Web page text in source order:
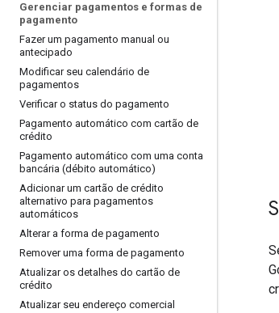
Gerenciar pagamentos e formas de
pagamento
Fazer um pagamento manual ou
antecipado
Modificar seu calendário de
pagamentos
Verificar o status do pagamento
Pagamento automático com cartão de
crédito
Pagamento automático com uma conta
bancária (débito automático)
Adicionar um cartão de crédito
alternativo para pagamentos
automáticos
Alterar a forma de pagamento
Remover uma forma de pagamento
Atualizar os detalhes do cartão de
crédito
Atualizar seu endereço comercial